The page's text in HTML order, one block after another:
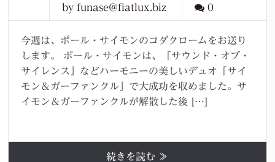
by funase@fiatlux.biz 0
今週は、ポール・サイモンのコダクロームをお送り
します。 ポール・サイモンは、「サウンド・オブ・
サイレンス」などハーモニーの美しいデュオ「サイ
モン＆ガーファンクル」で大成功を収めました。サ
イモン＆ガーファンクルが解散した後 […]
続きを読む ≫